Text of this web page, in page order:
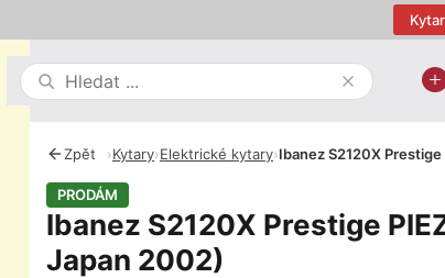
Zpět ›Kytary›Elektrické kytary›Ibanez S2120X
PRODÁM
Ibanez S2120X Prestige
Japan 2002)